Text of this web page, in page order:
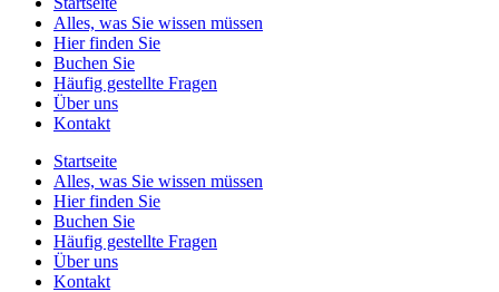
Alles, was Sie wissen müssen
Hier finden Sie
Buchen Sie
Häufig gestellte Fragen
Über uns
Kontakt
Startseite
Alles, was Sie wissen müssen
Hier finden Sie
Buchen Sie
Häufig gestellte Fragen
Über uns
Kontakt